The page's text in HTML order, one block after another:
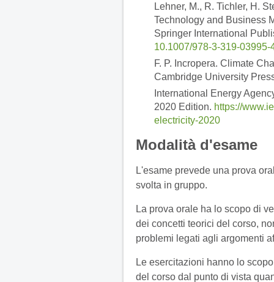
Lehner, M., R. Tichler, H.
Technology and Business
Springer International
10.1007/978-3-319-03995-
F. P. Incropera. Climate
Cambridge University
International Energy
2020 Edition. https://
electricity-2020
Modalità d'esame
L'esame prevede una prova
svolta in gruppo.
La prova orale ha lo scopo di
dei concetti teorici del corso,
problemi legati agli argomenti
Le esercitazioni hanno lo
del corso dal punto di vista